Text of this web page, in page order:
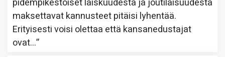
pidempikestoiset laiskuudesta ja joutilaisuudesta
maksettavat kannusteet pitäisi lyhentää.
Erityisesti voisi olettaa että kansanedustajat
ovat…”